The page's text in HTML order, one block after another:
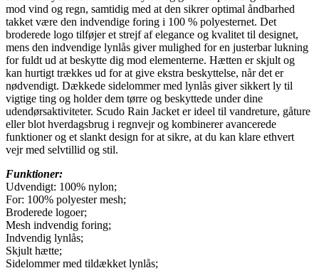
mod vind og regn, samtidig med at den sikrer optimal åndbarhed
takket være den indvendige foring i 100 % polyesternet. Det
broderede logo tilføjer et strejf af elegance og kvalitet til designet,
mens den indvendige lynlås giver mulighed for en justerbar lukning
for fuldt ud at beskytte dig mod elementerne. Hætten er skjult og
kan hurtigt trækkes ud for at give ekstra beskyttelse, når det er
nødvendigt. Dækkede sidelommer med lynlås giver sikkert ly til
vigtige ting og holder dem tørre og beskyttede under dine
udendørsaktiviteter. Scudo Rain Jacket er ideel til vandreture, gåture
eller blot hverdagsbrug i regnvejr og kombinerer avancerede
funktioner og et slankt design for at sikre, at du kan klare ethvert
vejr med selvtillid og stil.
Funktioner:
Udvendigt: 100% nylon;
For: 100% polyester mesh;
Broderede logoer;
Mesh indvendig foring;
Indvendig lynlås;
Skjult hætte;
Sidelommer med tildækket lynlås;